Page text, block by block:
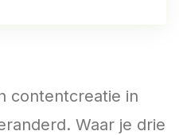
contentcreatie in
Waar je drie